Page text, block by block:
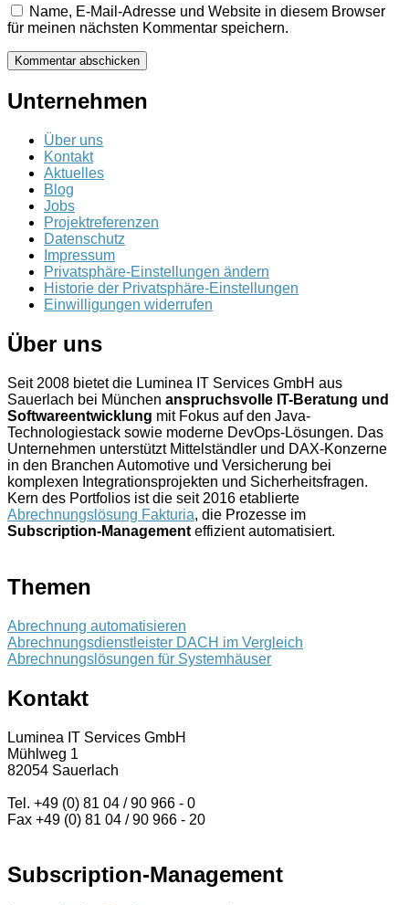
Name, E-Mail-Adresse und Website in diesem Browser
für meinen nächsten Kommentar speichern.
Unternehmen
Über uns
Kontakt
Aktuelles
Blog
Jobs
Projektreferenzen
Datenschutz
Impressum
Privatsphäre-Einstellungen ändern
Historie der Privatsphäre-Einstellungen
Einwilligungen widerrufen
Über uns
Seit 2008 bietet die Luminea IT Services GmbH aus
Sauerlach bei München anspruchsvolle IT-Beratung und
Softwareentwicklung mit Fokus auf den Java-
Technologiestack sowie moderne DevOps-Lösungen. Das
Unternehmen unterstützt Mittelständler und DAX-Konzerne
in den Branchen Automotive und Versicherung bei
komplexen Integrationsprojekten und Sicherheitsfragen.
Kern des Portfolios ist die seit 2016 etablierte
Abrechnungslösung Fakturia, die Prozesse im
Subscription-Management effizient automatisiert.
Themen
Abrechnung automatisieren
Abrechnungsdienstleister DACH im Vergleich
Abrechnungslösungen für Systemhäuser
Kontakt
Luminea IT Services GmbH
Mühlweg 1
82054 Sauerlach
Tel. +49 (0) 81 04 / 90 966 - 0
Fax +49 (0) 81 04 / 90 966 - 20
Subscription-Management